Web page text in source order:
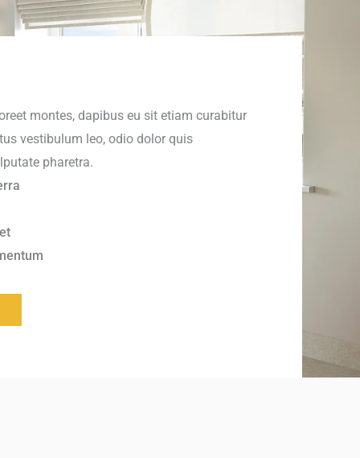
montes, dapibus eu sit etiam curabitur
vestibulum leo, odio dolor quis
pharetra.